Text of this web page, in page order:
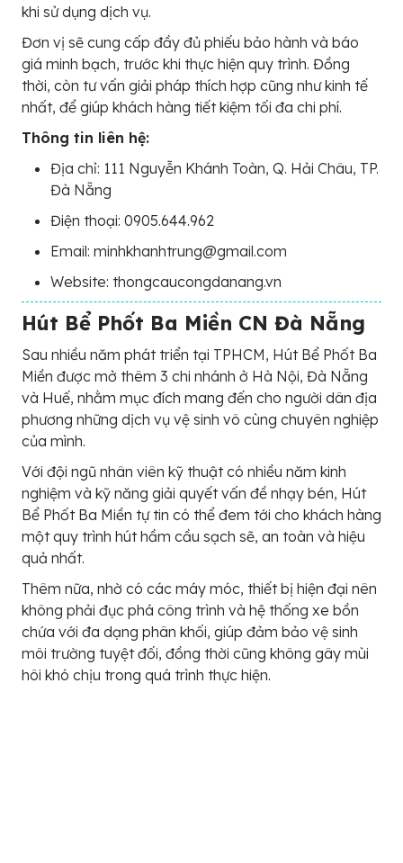
khi sử dụng dịch vụ.
Đơn vị sẽ cung cấp đầy đủ phiếu bảo hành và báo
giá minh bạch, trước khi thực hiện quy trình. Đồng
thời, còn tư vấn giải pháp thích hợp cũng như kinh tế
nhất, để giúp khách hàng tiết kiệm tối đa chi phí.
Thông tin liên hệ:
Địa chỉ: 111 Nguyễn Khánh Toàn, Q. Hải Châu, TP.
Đà Nẵng
Điện thoại: 0905.644.962
Email: minhkhanhtrung@gmail.com
Website: thongcaucongdanang.vn
Hút Bể Phốt Ba Miền CN Đà Nẵng
Sau nhiều năm phát triển tại TPHCM, Hút Bể Phốt Ba
Miền được mở thêm 3 chi nhánh ở Hà Nội, Đà Nẵng
và Huế, nhằm mục đích mang đến cho người dân địa
phương những dịch vụ vệ sinh vô cùng chuyên nghiệp
của mình.
Với đội ngũ nhân viên kỹ thuật có nhiều năm kinh
nghiệm và kỹ năng giải quyết vấn đề nhạy bén, Hút
Bể Phốt Ba Miền tự tin có thể đem tới cho khách hàng
một quy trình hút hầm cầu sạch sẽ, an toàn và hiệu
quả nhất.
Thêm nữa, nhờ có các máy móc, thiết bị hiện đại nên
không phải đục phá công trình và hệ thống xe bồn
chứa với đa dạng phân khối, giúp đảm bảo vệ sinh
môi trường tuyệt đối, đồng thời cũng không gây mùi
hôi khó chịu trong quá trình thực hiện.